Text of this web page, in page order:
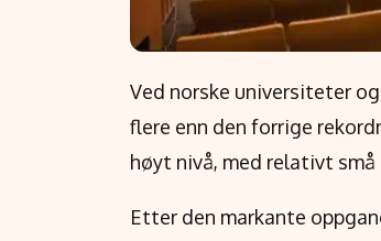
Ved norske universiteter
flere enn den forrige
høyt nivå, med relativt
Etter den markante